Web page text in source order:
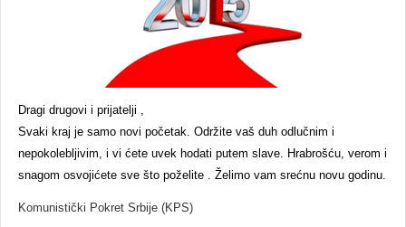
Dragi drugovi i prijatelji ,
Svaki kraj je samo novi početak. Održite vaš duh odlučnim i
nepokolebljivim, i vi ćete uvek hodati putem slave. Hrabrošću, verom i
snagom osvojićete sve što poželite . Želimo vam srećnu novu godinu.
Komunistički Pokret Srbije (KPS)